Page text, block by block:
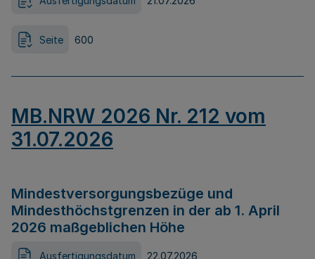
Seite 600
MB.NRW 2026 Nr. 212 vom
31.07.2026
Mindestversorgungsbezüge und
Mindesthöchstgrenzen in der ab 1. April
2026 maßgeblichen Höhe
Ausfertigungsdatum 22.07.2026